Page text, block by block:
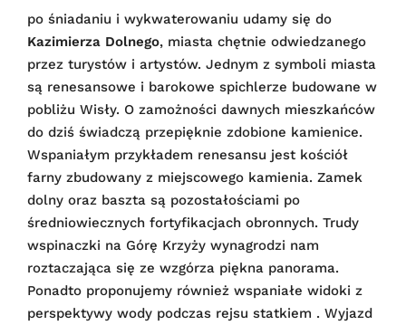
po śniadaniu i wykwaterowaniu udamy się do
Kazimierza Dolnego, miasta chętnie odwiedzanego
przez turystów i artystów. Jednym z symboli miasta
są renesansowe i barokowe spichlerze budowane w
pobliżu Wisły. O zamożności dawnych mieszkańców
do dziś świadczą przepięknie zdobione kamienice.
Wspaniałym przykładem renesansu jest kościół
farny zbudowany z miejscowego kamienia. Zamek
dolny oraz baszta są pozostałościami po
średniowiecznych fortyfikacjach obronnych. Trudy
wspinaczki na Górę Krzyży wynagrodzi nam
roztaczająca się ze wzgórza piękna panorama.
Ponadto proponujemy również wspaniałe widoki z
perspektywy wody podczas rejsu statkiem . Wyjazd